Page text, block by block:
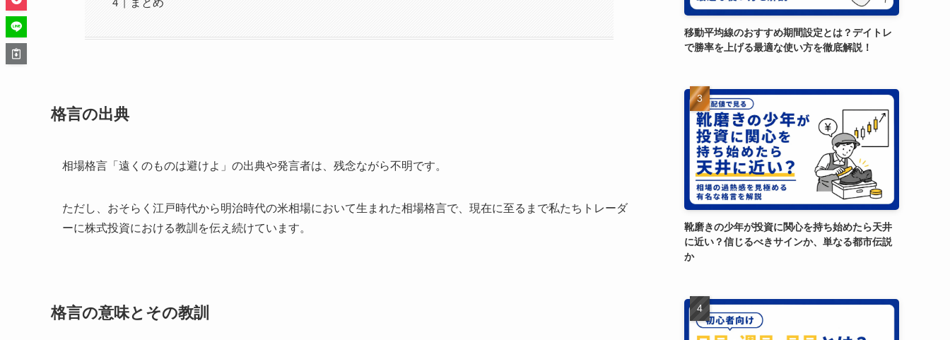
まとめ
格言の出典
相場格言「遠くのものは避けよ」の出典や発言者は、残念ながら不明です。
ただし、おそらく江戸時代から明治時代の米相場において生まれた相場格言で、現在に至るまで私たちトレーダ
ーに株式投資における教訓を伝え続けています。
格言の意味とその教訓
移動平均線のおすすめ期間設定とは？デイトレ
で勝率を上げる最適な使い方を徹底解説！
靴磨きの少年が投資に関心を持ち始めたら天井
に近い？信じるべきサインか、単なる都市伝説
か